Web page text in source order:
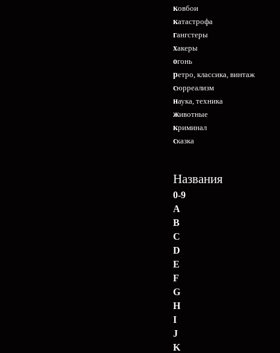
ковбои
катастрофа
гангстеры
хакеры
огонь
ретро, классика, винтаж
сюрреализм
наука, техника
животные
криминал
сказка
Названия
0-9
A
B
C
D
E
F
G
H
I
J
K